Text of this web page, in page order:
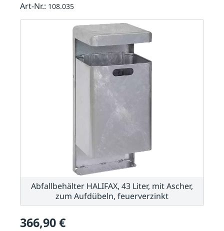
366,90 €
Art-Nr.: 108.035
Abfallbehälter HALIFAX, 43 Liter, mit Ascher,
zum Aufdübeln, feuerverzinkt